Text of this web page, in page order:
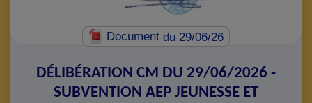
Documentdu 29/06/26
DÉLIBÉRATION CM DU 29/06/2026 -
SUBVENTION AEP JEUNESSE ET